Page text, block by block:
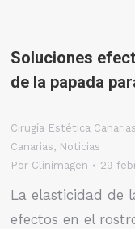
Soluciones
de la papada
Cirugía Estética Canarias
Canarias, Noticias
Por Clinimagen 29
La elasticidad de
efectos en el